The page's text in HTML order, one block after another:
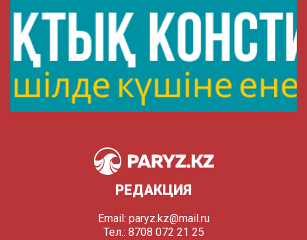
РЕДАКЦИЯ
Email: paryz.kz@mail.ru
Тел.: 8708 072 21 25